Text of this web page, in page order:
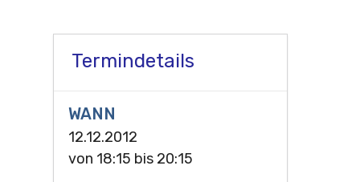
Termindetails
WANN
12.12.2012
von 18:15 bis 20:15